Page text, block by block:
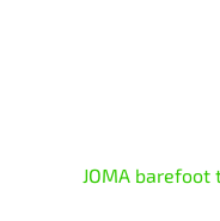
JOMA barefoot